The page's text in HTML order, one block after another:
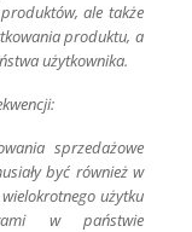
ale także
produktu, a
użytkownika.
sprzedażowe
być również w
użytku
w państwie